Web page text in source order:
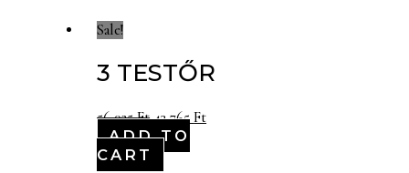
Sale!
3 TESTŐR
56,025Ft 43,765Ft
ADD TO
CART